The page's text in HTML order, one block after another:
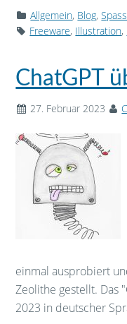
Allgemein, Blog,Spass
Freeware, Illustration,
ChatGPT
27. Februar 2023
einmal ausprobiert
Zeolithe gestellt. Das
2023 in deutscher